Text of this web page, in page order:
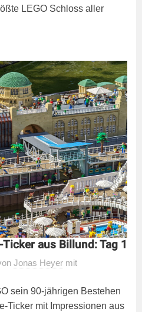
LEGO Schloss aller
Ticker aus Billund: Tag 1
Jonas Heyer mit
sein 90-jährigen Bestehen
Ticker mit Impressionen aus